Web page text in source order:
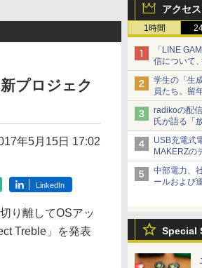
アクセ
1時間
「LINE
信について
学生の「生
員たち。留
radikoの配
氏が語る「
USB充電式
MAKERZの
2000L」を
てみた 【テ
165回】
中部電力、
ールおよび
Special
プロジェク
年5月15日 17:02
LinkedIn
り離してOSアッ
Treble」を発表